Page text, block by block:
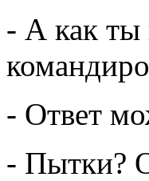
- А как ты
- Ответ
- Пытки?